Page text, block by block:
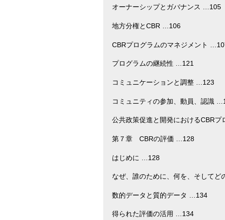
オーナーシップとガバナンス …105
地方分権とCBR …106
CBRプログラムのマネジメント
プログラムの継続性 …121
コミュニケーションと調整 …123
コミュニティの参加、動員、認識
公共政策促進と開発におけるCBR
第７章 CBRの評価 …128
はじめに …128
なぜ、誰のために、何を、そして
数的データと質的データ …134
得られた評価の活用 …134